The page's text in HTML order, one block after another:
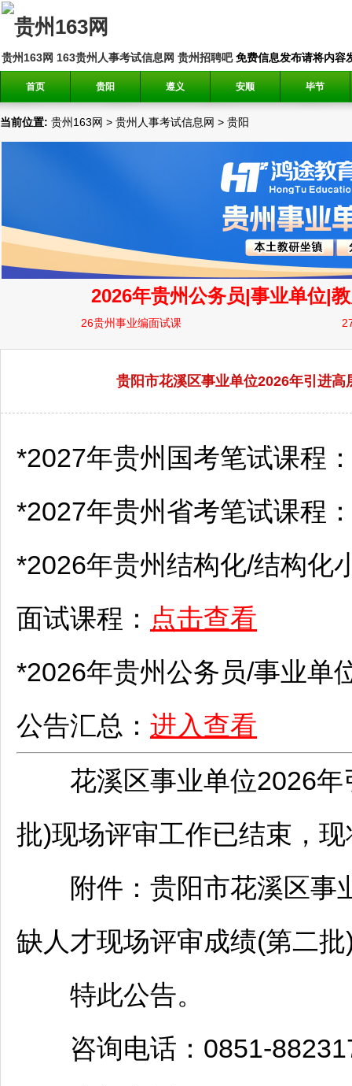
贵州163网 163贵州人事考试信息网 贵州招聘吧免费信息发布请将内容
首页 贵阳 遵义 安顺 毕节
当前位置: 贵州163网 > 贵州人事考试信息网 > 贵阳
贵阳市花溪区事业单位2026年引进
*2027年贵州国考笔试课程
*2027年贵州省考笔试课程
*2026年贵州结构化/结构化
面试课程： 点击查看
*2026年贵州公务员/事业单
公告汇总： 进入查看
花溪区事业单位2026年
批)现场评审工作已结束，
附件： 贵阳市花溪区事
缺人才现场评审成绩(第二
特此公告。
咨询电话：0851-